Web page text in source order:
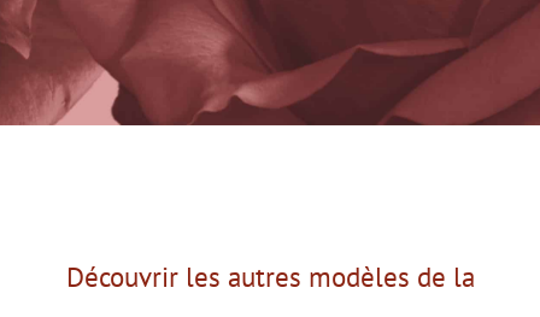
Découvrir les autres modèles de la